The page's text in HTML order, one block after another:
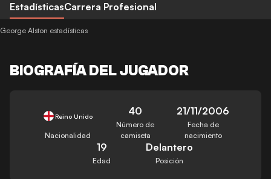
EstadísticasCarrera Profesional
George Alston estadísticas
BIOGRAFÍA DEL JUGADOR
Reino Unido
Nacionalidad
40
Número de
camiseta
21/11/2006
Fecha de
nacimiento
19
Edad
Delantero
Posición